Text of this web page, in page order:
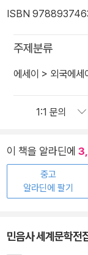
ISBN
주제분류
에세이 > 외국에세
이 책을 알라딘에
중고
알라딘에 팔기
민음사 세계문학